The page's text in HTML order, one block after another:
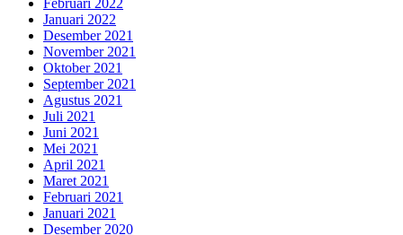
Januari 2022
Desember 2021
November 2021
Oktober 2021
September 2021
Agustus 2021
Juli 2021
Juni 2021
Mei 2021
April 2021
Maret 2021
Februari 2021
Januari 2021
Desember 2020